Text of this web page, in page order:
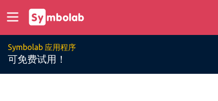
Symbolab 应用程序
可免费试用！